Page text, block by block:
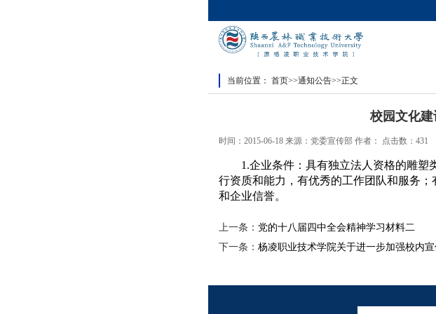
当前位置： 首页>>通知公告>>正文
校园文化
时间：2015-06-18 来源：党委宣传部 作者： 点击数： 431
1.企业条件：具有独立法人资格的雕塑
行资质和能力，有优秀的工作团队和服务
和企业信誉。
上一条： 党的十八届四中全会精神学习材料二
下一条： 杨凌职业技术学院关于进一步加强校内